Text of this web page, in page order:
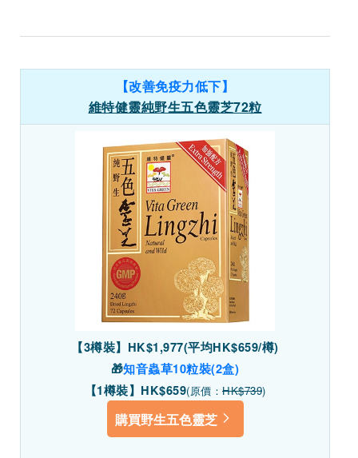
【改善免疫力低下】
維特健靈純野生五色靈芝72粒
【3樽裝】HK$1,977(平均HK$659/樽)
🎁知音蟲草10粒裝(2盒)
【1樽裝】HK$659(原價： HK$739)
購買野生五色靈芝